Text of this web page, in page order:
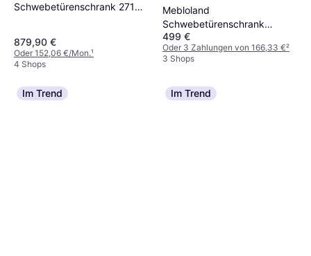
Schwebetürenschrank 271
879,90 €
Oder 152,06 €/Mon.¹
4 Shops
Mebloland
Schwebetürenschrank
Aurelia 1 2-türig 180 cm
Kleiderschrank 200x215cm
499 €
Oder 3 Zahlungen von 166,33 €²
3 Shops
Im Trend Im Trend